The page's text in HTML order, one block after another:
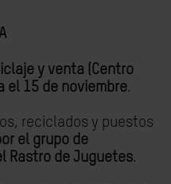
y venta (Centro
el 15 de noviembre.
reciclados y puestos
el grupo de
Rastro de Juguetes.